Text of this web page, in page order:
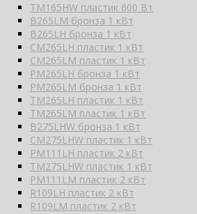
TM165HW пластик 600 Вт
B265LM бронза 1 кВт
B265LH бронза 1 кВт
CM265LH пластик 1 кВт
CM265LM пластик 1 кВт
PM265LH бронза 1 кВт
PM265LM бронза 1 кВт
TM265LH пластик 1 кВт
TM265LM пластик 1 кВт
B275LHW бронза 1 кВт
CM275LHW пластик 1 кВт
PM111LH пластик 2 кВт
TM275LHW пластик 1 кВт
PM111LM пластик 2 кВт
R109LH пластик 2 кВт
R109LM пластик 2 кВт